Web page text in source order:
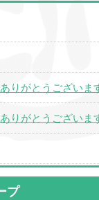
りがとうございま
りがとうございま
プ